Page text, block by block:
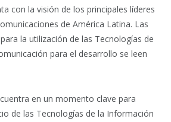
con la visión de los principales líderes
de América Latina. Las
la utilización de las Tecnologías de
para el desarrollo se leen
en un momento clave para
de las Tecnologías de la Información